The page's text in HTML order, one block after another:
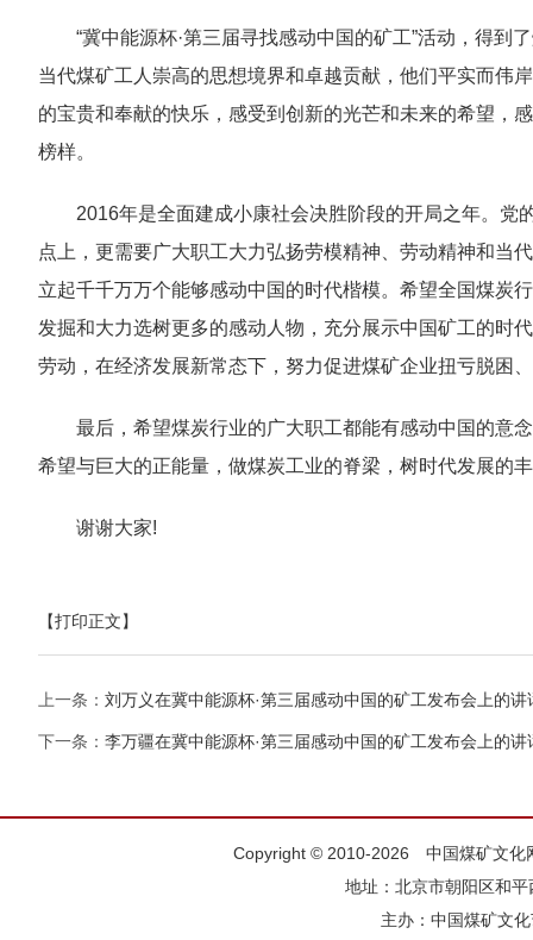
“冀中能源杯·第三届寻找感动中国的矿工”活动，得
当代煤矿工人崇高的思想境界和卓越贡献，他们平实而伟
的宝贵和奉献的快乐，感受到创新的光芒和未来的希望，
榜样。
2016年是全面建成小康社会决胜阶段的开局之年。
点上，更需要广大职工大力弘扬劳模精神、劳动精神和当
立起千千万万个能够感动中国的时代楷模。希望全国煤炭
发掘和大力选树更多的感动人物，充分展示中国矿工的时
劳动，在经济发展新常态下，努力促进煤矿企业扭亏脱困
最后，希望煤炭行业的广大职工都能有感动中国的意
希望与巨大的正能量，做煤炭工业的脊梁，树时代发展的
谢谢大家!
【打印正文】
上一条： 刘万义在冀中能源杯·第三届感动中国的矿工发布会上的讲
下一条： 李万疆在冀中能源杯·第三届感动中国的矿工发布会上的讲
Copyright © 2010-2026 中国煤矿文
地址：北京市朝阳区和
主办： 中国煤矿文